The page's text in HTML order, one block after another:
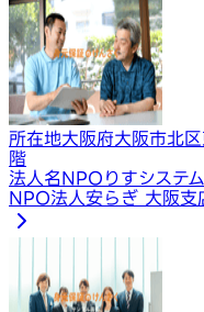
所在地大阪府大阪市北
階
法人名NPOりすシステム
NPO法人安らぎ 大阪支